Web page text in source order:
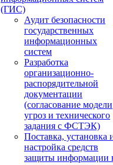
(ГИС)
Аудит безопасности
государственных
информационных
систем
Разработка
организационно-
распорядительной
документации
(согласование модели
угроз и технического
задания с ФСТЭК)
Поставка, установка
настройка средств
защиты информации